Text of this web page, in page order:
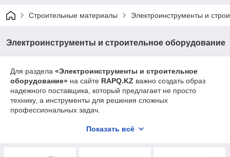
Строительные материалы Электроинструменты и
Электроинструменты и строительное оборудование
Для раздела «Электроинструменты и строительное
оборудование» на сайте RAPQ.KZ важно создать образ
надежного поставщика, который предлагает не просто
технику, а инструменты для решения сложных
профессиональных задач.
строительных компаний и мастеров:
Показать всё